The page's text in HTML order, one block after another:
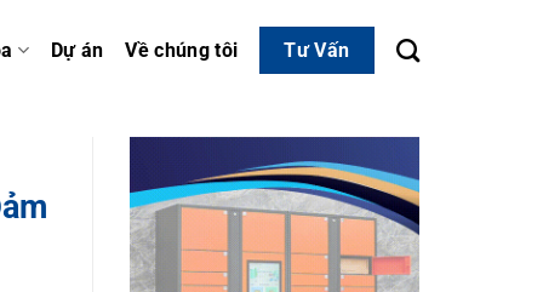
Dự án Về chúng tôi Tư Vấn